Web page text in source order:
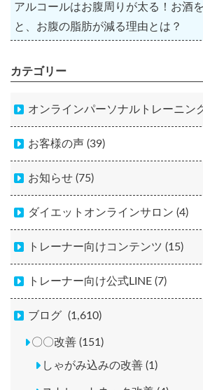
アルコールはお腹周りが太る！お酒
と、お腹の脂肪が減る理由とは？
カテゴリー
オンラインパーソナルトレーニン
お客様の声 (39)
お知らせ (75)
ダイエットオンラインサロン (4)
トレーナー向けコンテンツ (15)
トレーナー向け公式LINE (7)
ブログ (1,610)
〇〇改善 (151)
しゃがみ込みの改善 (1)